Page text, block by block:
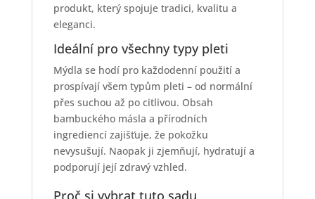
produkt, který spojuje tradici, kvalitu a
eleganci.
Ideální pro všechny typy pleti
Mýdla se hodí pro každodenní použití a
prospívají všem typům pleti – od normální
přes suchou až po citlivou. Obsah
bambuckého másla a přírodních
ingrediencí zajišťuje, že pokožku
nevysušují. Naopak ji zjemňují, hydratují a
podporují její zdravý vzhled.
Proč si vybrat tuto sadu